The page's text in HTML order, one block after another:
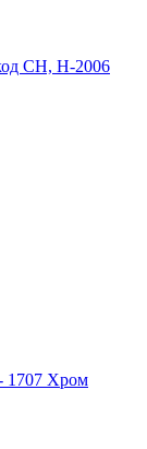
CH, H-2006
1707 Хром